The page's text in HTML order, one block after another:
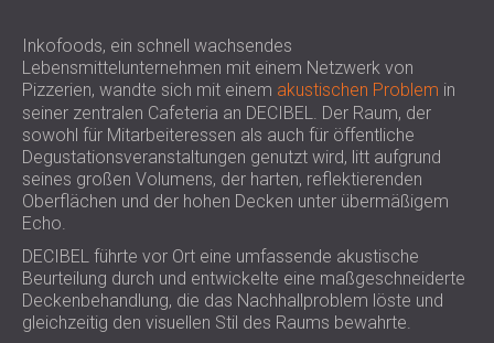
HALLEN
SCHALLDÄMMUNG UND
AKUSTIKLÖSUNGEN FÜR
EINZELHANDELSFLÄCHEN
SCHALLSCHUTZ UND AKUSTIK FÜR
BILDUNGSEINRICHTUNGEN
SCHALLSCHUTZ UND AKUSTIK FÜR
GESUNDHEITSEINRICHTUNGE
SCHALLSCHUTZ UND
AKUSTIKLÖSUNGEN FÜR DEN
AUDIOLOGIEBEREICH
FINLAND (FI)
РОССИЯ (RU)
USA (US)
SOUTH AFRICA (ZA)
Inkofoods, ein schnell wachsendes
Lebensmittelunternehmen mit einem Netzwerk von
Pizzerien, wandte sich mit einem akustischen Problem in
seiner zentralen Cafeteria an DECIBEL. Der Raum, der
sowohl für Mitarbeiteressen als auch für öffentliche
Degustationsveranstaltungen genutzt wird, litt aufgrund
seines großen Volumens, der harten, reflektierenden
Oberflächen und der hohen Decken unter übermäßigem
Echo.
DECIBEL führte vor Ort eine umfassende akustische
Beurteilung durch und entwickelte eine maßgeschneiderte
Deckenbehandlung, die das Nachhallproblem löste und
gleichzeitig den visuellen Stil des Raums bewahrte.